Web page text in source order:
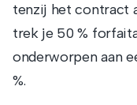
tenzij het contract
trek je 50 %
onderworpen aan
%.